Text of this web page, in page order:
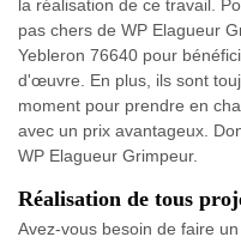
la réalisation de ce travail.
pas chers de WP Elagueur
Yebleron 76640 pour
d'œuvre. En plus, ils sont
moment pour prendre en
avec un prix avantageux.
WP Elagueur Grimpeur.
Réalisation de tous
Avez-vous besoin de faire